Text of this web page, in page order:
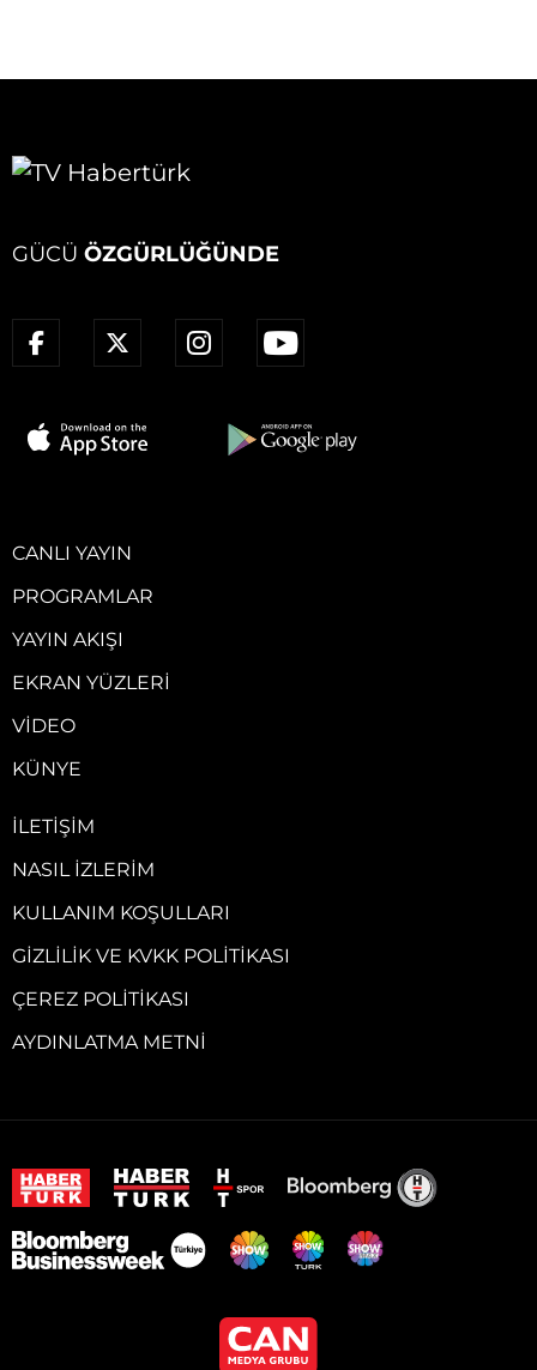
GÜCÜ ÖZGÜRLÜĞÜNDE
CANLI YAYIN
PROGRAMLAR
YAYIN AKIŞI
EKRAN YÜZLERI
VIDEO
KÜNYE
İLETIŞIM
NASIL İZLERIM
KULLANIM KOŞULLARI
GIZLILIK VE KVKK POLITIKASI
ÇEREZ POLITIKASI
AYDINLATMA METNI